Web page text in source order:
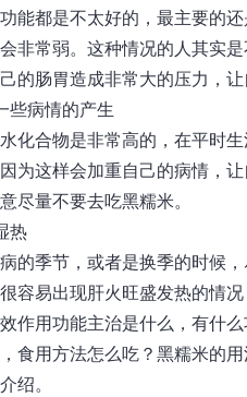
能都是不太好的，最主要的
非常弱。这种情况的人其实
的肠胃造成非常大的压力，让
些病情的产生
化合物是非常高的，在平时
为这样会加重自己的病情，
尽量不要去吃黑糯米。
热
的季节，或者是换季的时候
容易出现肝火旺盛发热的情
作用功能主治是什么，有什
食用方法怎么吃？黑糯米的
绍。